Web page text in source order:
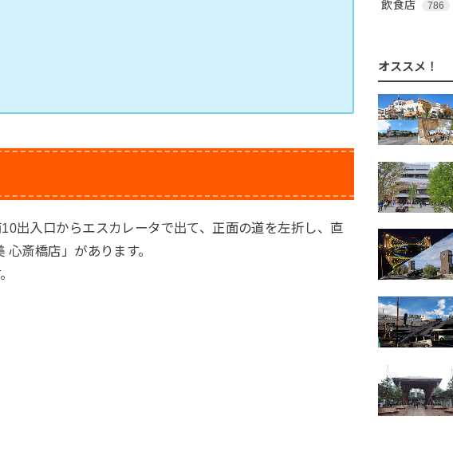
出入口からエスカレータで出て、正面の道を左折し、直
斎橋店」があります。
飲食店 786
オススメ！